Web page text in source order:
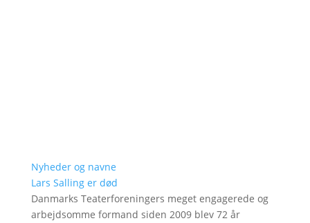
Nyheder og navne
Lars Salling er død
Danmarks Teaterforeningers meget engagerede og
arbejdsomme formand siden 2009 blev 72 år